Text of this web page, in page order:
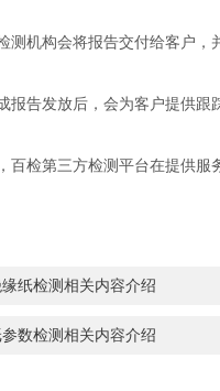
测机构会将报告交付给客户，
报告发放后，会为客户提供跟
百检第三方检测平台在提供
纸检测相关内容介绍
数检测相关内容介绍